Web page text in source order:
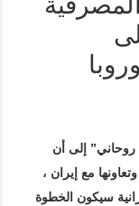
روحاني” إلى أن
مع إيران ،
سيكون الخطوة